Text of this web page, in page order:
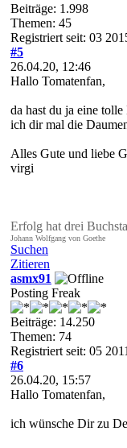
Beiträge: 1.998
Themen: 45
Registriert seit: 03
#5
26.04.20, 12:46
Hallo Tomatenfan,
da hast du ja eine
ich dir mal die
Alles Gute und liebe
virgi
Erfolg hat drei
Johann Wolfgang von Goethe
Suchen
Zitieren
asmx91
Posting Freak
Beiträge: 14.250
Themen: 74
Registriert seit: 05 2011
#6
26.04.20, 15:57
Hallo Tomatenfan,
ich wünsche Dir zu